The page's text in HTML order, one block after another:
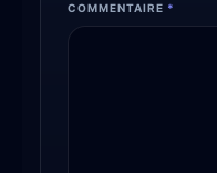
COMMENTAIRE *